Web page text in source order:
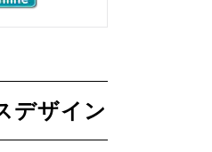
デザイン